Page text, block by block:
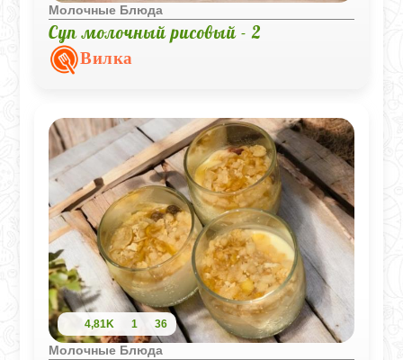
Молочные Блюда
Суп молочный рисовый - 2
Вилка
4,81K 1 36
Молочные Блюда